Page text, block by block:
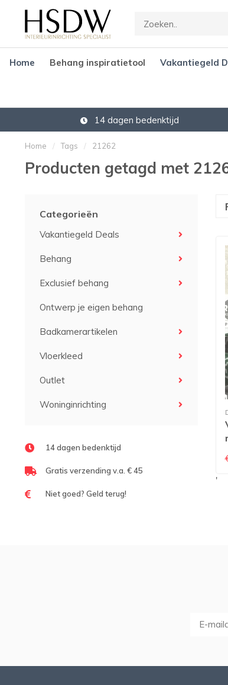
Home Behang inspiratietool Vakantiegeld
14 dagen bedenktijd
Home / Tags / 21262
Producten getagd met
Categorieën
Vakantiegeld Deals
Behang
Exclusief behang
Ontwerp je eigen behang
Badkamerartikelen
Vloerkleed
Outlet
Woninginrichting
14 dagen bedenktijd
Gratis verzending v.a. € 45
Niet goed? Geld terug!
'